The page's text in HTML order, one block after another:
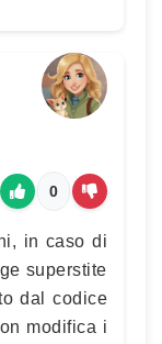
0
in caso di
superstite
dal codice
modifica i